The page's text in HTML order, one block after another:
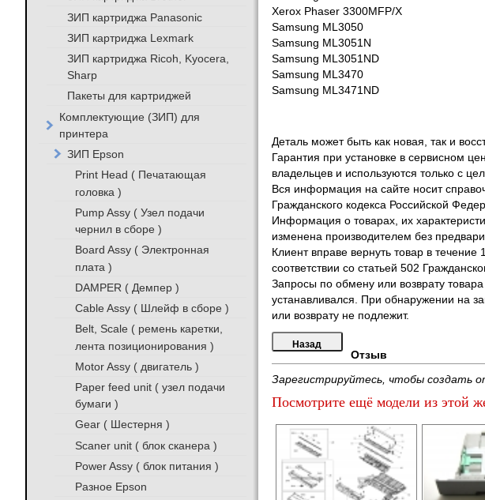
Xerox Phaser 3300MFP/X
Samsung ML3050
Samsung ML3051N
Samsung ML3051ND
Samsung ML3470
Samsung ML3471ND
Деталь может быть как новая, так и
Гарантия при установке в сервисном
владельцев и используются только с
Вся информация на сайте носит
Гражданского кодекса Российской
Информация о товарах, их
изменена производителем без
Клиент вправе вернуть товар в
соответствии со статьей 502
Запросы по обмену или возврату
устанавливался. При обнаружении на
или возврату не подлежит.
Отзыв
Зарегистрируйтесь, чтобы создать
Посмотрите ещё модели из этой
ЗИП картриджа Panasonic
ЗИП картриджа Lexmark
ЗИП картриджа Ricoh, Kyocera,
Sharp
Пакеты для картриджей
Комплектующие (ЗИП) для
принтера
ЗИП Epson
Print Head ( Печатающая
головка )
Pump Assy ( Узел подачи
чернил в сборе )
Board Assy ( Электронная
плата )
DAMPER ( Демпер )
Cable Assy ( Шлейф в сборе )
Belt, Scale ( ремень каретки,
лента позиционирования )
Motor Assy ( двигатель )
Paper feed unit ( узел подачи
бумаги )
Gear ( Шестерня )
Scaner unit ( блок сканера )
Power Assy ( блок питания )
Разное Epson